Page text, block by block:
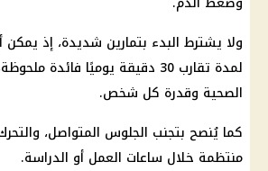
ولا يشترط البدء بتمارين شديدة، إذ
لمدة تقارب 30 دقيقة يوميًا
فائدة
الصحية وقدرة كل شخص.
كما يُنصح بتجنب الجلوس المتواصل،
منتظمة خلال ساعات العمل أو الدراسة.